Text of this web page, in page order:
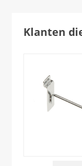
Klanten